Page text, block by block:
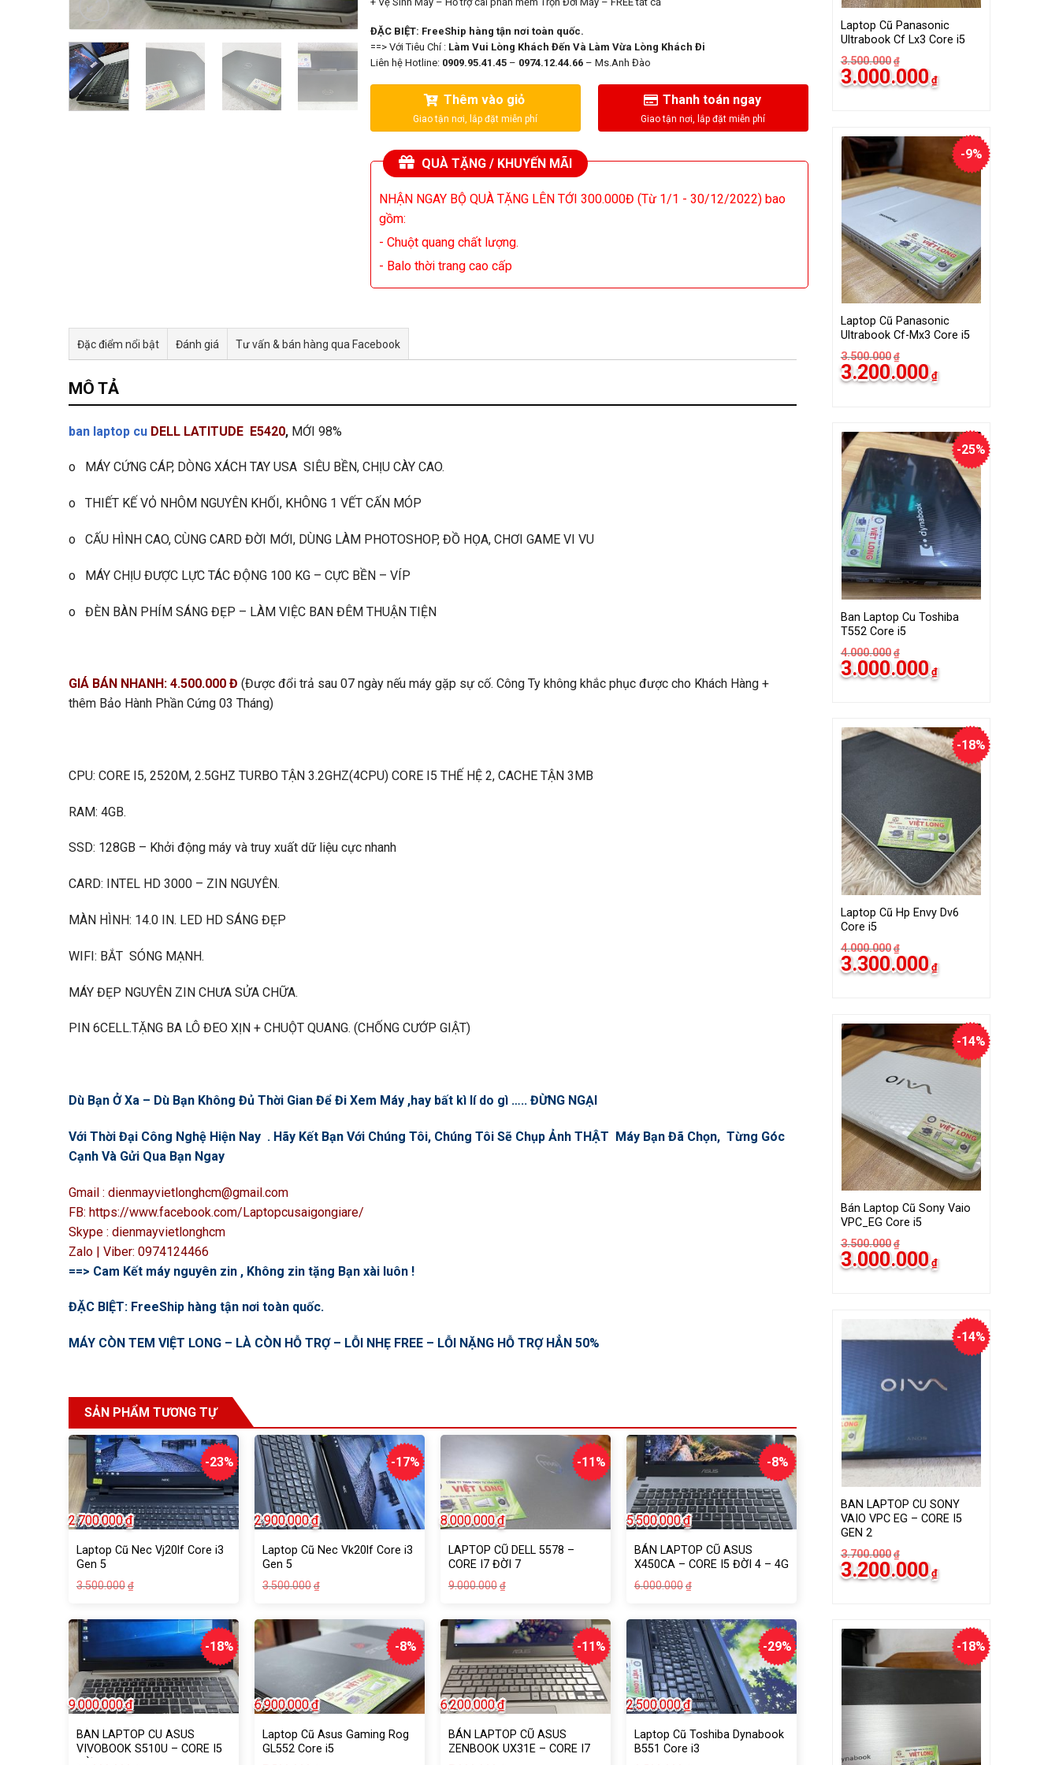
Laptop Cũ Panasonic
Ultrabook Cf Lx3 Core i5
3.500.000 ₫
Giá
gốc
3.000.000 ₫hiện
tại
-9%
Laptop Cũ Panasonic
Ultrabook Cf-Mx3 Core i5
3.500.000 ₫
Giá
gốc
3.200.000 ₫hiện
tại
-25%
Ban Laptop Cu Toshiba
T552 Core i5
4.000.000 ₫
Giá
gốc
3.000.000 ₫hiện
tại
-18%
Laptop Cũ Hp Envy Dv6
Core i5
4.000.000 ₫
Giá
gốc
3.300.000 ₫hiện
tại
-14%
Bán Laptop Cũ Sony Vaio
VPC_EG Core i5
3.500.000 ₫
Giá
gốc
3.000.000 ₫hiện
tại
-14%
BAN LAPTOP CU SONY
VAIO VPC EG – CORE I5
GEN 2
3.700.000 ₫
Giá
gốc
3.200.000 ₫hiện
tại
-18%
ĐẶC BIỆT: FreeShip hàng tận nơi toàn quốc.
==> Với Tiêu Chí : Làm Vui Lòng Khách Đến Và Làm Vừa Lòng Khách Đi
Liên hệ Hotline: 0909.95.41.45– 0974.12.44.66– Ms.Anh Đào
Thêm vào giỏ Thanh toán ngay
QUÀ TẶNG / KHUYẾN MÃI
NHẬN NGAY BỘ QUÀ TẶNG LÊN TỚI 300.000Đ (Từ 1/1 - 30/12/2022) bao
gồm:
- Chuột quang chất lượng.
- Balo thời trang cao cấp
Đặc điểm nổi bật Đánh giá Tư vấn & bán hàng qua Facebook
MÔ TẢ
ban laptop cu DELL LATITUDE E5420, MỚI 98%
o MÁY CỨNG CÁP, DÒNG XÁCH TAY USA SIÊU BỀN, CHỊU CÀY CAO.
o THIẾT KẾ VỎ NHÔM NGUYÊN KHỐI, KHÔNG 1 VẾT CẤN MÓP
o CẤU HÌNH CAO, CÙNG CARD ĐỜI MỚI, DÙNG LÀM PHOTOSHOP, ĐỒ HỌA, CHƠI GAME VI VU
o MÁY CHỊU ĐƯỢC LỰC TÁC ĐỘNG 100 KG – CỰC BỀN – VÍP
o ĐÈN BÀN PHÍM SÁNG ĐẸP – LÀM VIỆC BAN ĐÊM THUẬN TIỆN
GIÁ BÁN NHANH: 4.500.000 Đ (Được đổi trả sau 07 ngày nếu máy gặp sự cố. Công Ty không khắc phục được cho Khách Hàng +
thêm Bảo Hành Phần Cứng 03 Tháng)
CPU: CORE I5, 2520M, 2.5GHZ TURBO TẬN 3.2GHZ(4CPU) CORE I5 THẾ HỆ 2, CACHE TẬN 3MB
RAM: 4GB.
SSD: 128GB – Khởi động máy và truy xuất dữ liệu cực nhanh
CARD: INTEL HD 3000 – ZIN NGUYÊN.
MÀN HÌNH: 14.0 IN. LED HD SÁNG ĐẸP
WIFI: BẮT SÓNG MẠNH.
MÁY ĐẸP NGUYÊN ZIN CHƯA SỬA CHỮA.
PIN 6CELL.TẶNG BA LÔ ĐEO XỊN + CHUỘT QUANG. (CHỐNG CƯỚP GIẬT)
Dù Bạn Ở Xa – Dù Bạn Không Đủ Thời Gian Để Đi Xem Máy ,hay bất kì lí do gì ….. ĐỪNG NGẠI
Với Thời Đại Công Nghệ Hiện Nay . Hãy Kết Bạn Với Chúng Tôi, Chúng Tôi Sẽ Chụp Ảnh THẬT Máy Bạn Đã Chọn, Từng Góc
Cạnh Và Gửi Qua Bạn Ngay
Gmail : dienmayvietlonghcm@gmail.com
FB: https://www.facebook.com/Laptopcusaigongiare/
Skype : dienmayvietlonghcm
Zalo | Viber: 0974124466
==> Cam Kết máy nguyên zin , Không zin tặng Bạn xài luôn !
ĐẶC BIỆT: FreeShip hàng tận nơi toàn quốc.
MÁY CÒN TEM VIỆT LONG – LÀ CÒN HỖ TRỢ – LỖI NHẸ FREE – LỖI NẶNG HỖ TRỢ HẲN 50%
SẢN PHẨM TƯƠNG TỰ
-23%
Laptop Cũ Nec Vj20lf Core i3
Gen 5
3.500.000 ₫
3.500.000₫.
2.700.000₫
là:
2.700.000₫.
-17%
Laptop Cũ Nec Vk20lf Core i3
Gen 5
3.500.000 ₫
3.500.000₫.
2.900.000₫
là:
2.900.000₫.
-11%
LAPTOP CŨ DELL 5578 –
CORE I7 ĐỜI 7
9.000.000 ₫
9.000.000₫.
8.000.000₫
là:
8.000.000₫.
-8%
BÁN LAPTOP CŨ ASUS
X450CA – CORE I5 ĐỜI 4 – 4G
– 500G – GỌN NHẸ
6.000.000 ₫
6.000.000₫.
5.500.000₫
là:
5.500.000₫.
-18%
BAN LAPTOP CU ASUS
VIVOBOOK S510U – CORE I5
9.000.000₫
-8%
Laptop Cũ Asus Gaming Rog
GL552 Core i5
6.900.000₫
-11%
BÁN LAPTOP CŨ ASUS
ZENBOOK UX31E – CORE I7
6.200.000₫
-29%
Laptop Cũ Toshiba Dynabook
B551 Core i3
2.500.000₫